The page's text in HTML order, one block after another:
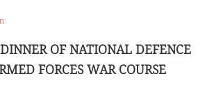
OF NATIONAL DEFENCE
FORCES WAR COURSE